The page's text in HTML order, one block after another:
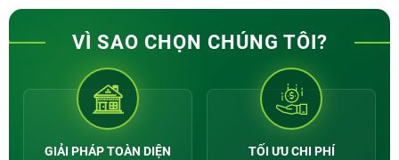
VÌ SAO CHỌN CHÚNG TÔI?
GIẢI PHÁP TOÀN DIỆN TỐI ƯU CHI PHÍ